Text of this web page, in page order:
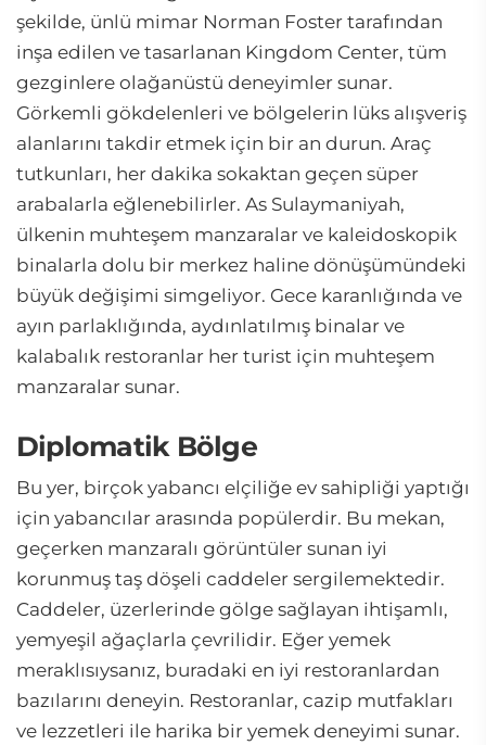
şekilde, ünlü mimar Norman Foster tarafından
inşa edilen ve tasarlanan Kingdom Center, tüm
gezginlere olağanüstü deneyimler sunar.
Görkemli gökdelenleri ve bölgelerin lüks alışveriş
alanlarını takdir etmek için bir an durun. Araç
tutkunları, her dakika sokaktan geçen süper
arabalarla eğlenebilirler. As Sulaymaniyah,
ülkenin muhteşem manzaralar ve kaleidoskopik
binalarla dolu bir merkez haline dönüşümündeki
büyük değişimi simgeliyor. Gece karanlığında ve
ayın parlaklığında, aydınlatılmış binalar ve
kalabalık restoranlar her turist için muhteşem
manzaralar sunar.
Diplomatik Bölge
Bu yer, birçok yabancı elçiliğe ev sahipliği yaptığı
için yabancılar arasında popülerdir. Bu mekan,
geçerken manzaralı görüntüler sunan iyi
korunmuş taş döşeli caddeler sergilemektedir.
Caddeler, üzerlerinde gölge sağlayan ihtişamlı,
yemyeşil ağaçlarla çevrilidir. Eğer yemek
meraklısıysanız, buradaki en iyi restoranlardan
bazılarını deneyin. Restoranlar, cazip mutfakları
ve lezzetleri ile harika bir yemek deneyimi sunar.